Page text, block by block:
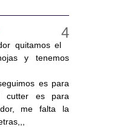
quitamos el
y tenemos
es para
cutter es para
me falta la